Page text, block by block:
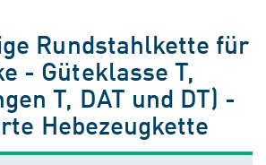
Rundstahlkette für
- Güteklasse T,
T, DAT und DT) -
Hebezeugkette